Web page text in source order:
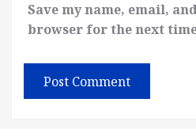
Save my name, email,
browser for the next